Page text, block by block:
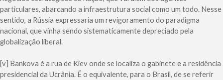
particulares, abarcando a infraestrutura social como um todo. Nesse
sentido, a Rússia expressaria um revigoramento do paradigma
nacional, que vinha sendo sistematicamente depreciado pela
globalização liberal.
[v] Bankova é a rua de Kiev onde se localiza o gabinete e a residência
presidencial da Ucrânia. É o equivalente, para o Brasil, de se referir